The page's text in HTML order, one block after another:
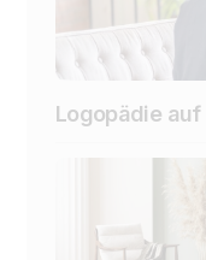
Logopädie auf